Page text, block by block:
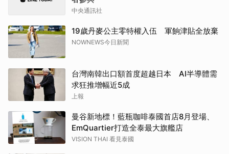
中央通訊社
19歲丹麥公主零特權入伍 軍餉津貼全放棄
NOWNEWS今日新聞
台灣南韓出口額首度超越日本 AI半導體需
求狂推增幅近5成
上報
曼谷新地標！藍瓶咖啡泰國首店8月登場、
EmQuartier打造全泰最大旗艦店
VISION THAI 看見泰國